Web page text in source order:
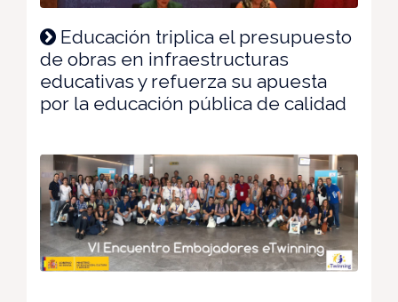
Educación triplica el presupuesto
de obras en infraestructuras
educativas y refuerza su apuesta
por la educación pública de calidad